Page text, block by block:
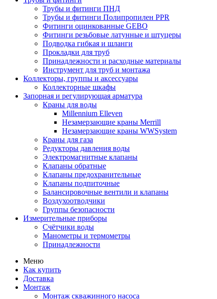
Трубы и фитинги ПНД
Трубы и фитинги Полипропилен PPR
Фитинги оцинкованные GEBO
Фитинги резьбовые латунные и штуцеры
Подводка гибкая и шланги
Прокладки для труб
Принадлежности и расходные материалы
Инструмент для труб и монтажа
Коллекторы, группы и аксессуары
Коллекторные шкафы
Запорная и регулирующая арматура
Краны для воды
Millennium Elleven
Незамерзающие краны Merrill
Незамерзающие краны WWSystem
Краны для газа
Редукторы давления воды
Электромагнитные клапаны
Клапаны обратные
Клапаны предохранительные
Клапаны подпиточные
Балансировочные вентили и клапаны
Воздухоотводчики
Группы безопасности
Измерительные приборы
Счётчики воды
Манометры и термометры
Принадлежности
Меню
Как купить
Доставка
Монтаж
Монтаж скважинного насоса